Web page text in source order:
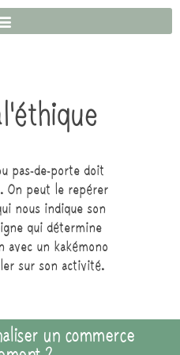
pas-de-porte doit
On peut le repérer
nous indique son
qui détermine
avec un kakémono
sur son activité.
un commerce